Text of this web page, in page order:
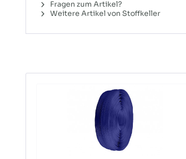
Fragen zum Artikel?
Weitere Artikel von Stoffkeller